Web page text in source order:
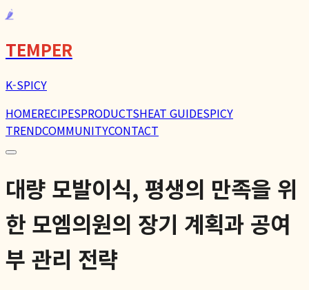
🌶️
TEMPER
K-SPICY
HOMERECIPESPRODUCTSHEAT GUIDESPICY
TRENDCOMMUNITYCONTACT
대량 모발이식, 평생의 만족을 위
한 모엠의원의 장기 계획과 공여
부 관리 전략